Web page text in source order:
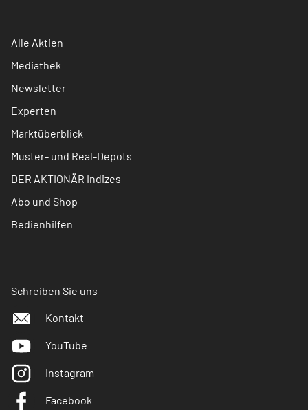
Alle Aktien
Mediathek
Newsletter
Experten
Marktüberblick
Muster- und Real-Depots
DER AKTIONÄR Indizes
Abo und Shop
Bedienhilfen
Schreiben Sie uns
Kontakt
YouTube
Instagram
Facebook